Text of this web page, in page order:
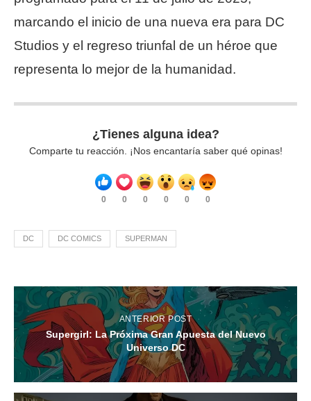
marcando el inicio de una nueva era para DC
Studios y el regreso triunfal de un héroe que
representa lo mejor de la humanidad.
¿Tienes alguna idea?
Comparte tu reacción. ¡Nos encantaría saber qué opinas!
0 0 0 0 0 0
DC DC COMICS SUPERMAN
ANTERIOR POST
Supergirl: La Próxima Gran Apuesta del Nuevo
Universo DC